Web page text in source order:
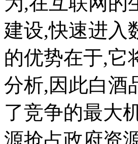
建设,快速进入
的优势在于,它
分析,因此白酒
了竞争的最大
源抢占政府资